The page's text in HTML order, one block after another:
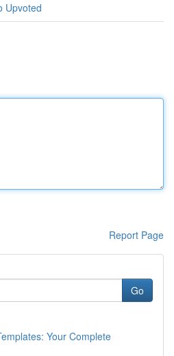
Upvoted
Report Page
Go
Your Complete